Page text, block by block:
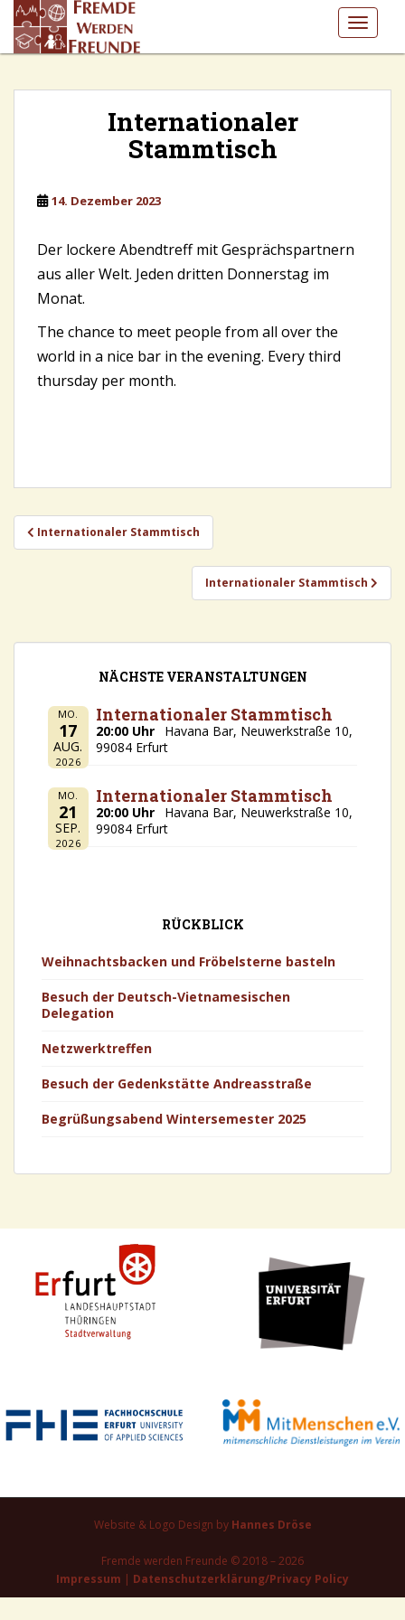
i
Internationaler
Stammtisch
14. Dezember 2023
Der lockere Abendtreff mit Gesprächspartnern
aus aller Welt. Jeden dritten Donnerstag im
Monat.
The chance to meet people from all over the
world in a nice bar in the evening. Every third
thursday per month.
Beitragsnavigation
Internationaler Stammtisch
Internationaler Stammtisch
NÄCHSTE VERANSTALTUNGEN
MO.
17
AUG.
2026
Internationaler Stammtisch
20:00 Uhr
Havana Bar, Neuwerkstraße 10,
99084 Erfurt
MO.
21
SEP.
2026
Internationaler Stammtisch
20:00 Uhr
Havana Bar, Neuwerkstraße 10,
99084 Erfurt
RÜCKBLICK
Weihnachtsbacken und Fröbelsterne basteln
Besuch der Deutsch-Vietnamesischen
Delegation
Netzwerktreffen
Besuch der Gedenkstätte Andreasstraße
Begrüßungsabend Wintersemester 2025
Website & Logo Design by Hannes Dröse
Fremde werden Freunde © 2018 – 2026
Impressum | Datenschutzerklärung/Privacy Policy